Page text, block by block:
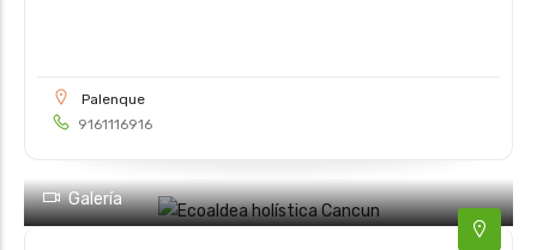
Palenque
9161116916
Galería 42